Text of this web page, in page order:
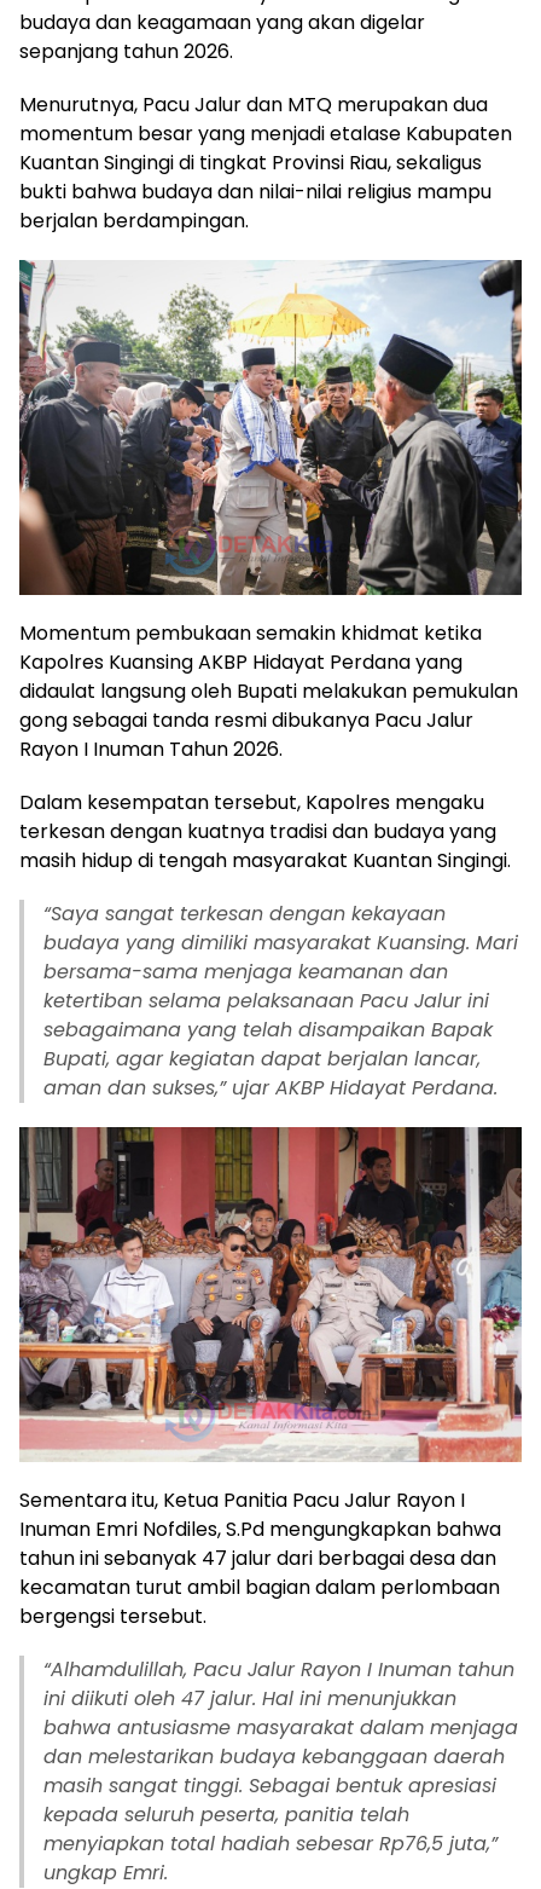
budaya dan keagamaan yang akan digelar
sepanjang tahun 2026.
Menurutnya, Pacu Jalur dan MTQ merupakan dua
momentum besar yang menjadi etalase Kabupaten
Kuantan Singingi di tingkat Provinsi Riau, sekaligus
bukti bahwa budaya dan nilai-nilai religius mampu
berjalan berdampingan.
Momentum pembukaan semakin khidmat ketika
Kapolres Kuansing AKBP Hidayat Perdana yang
didaulat langsung oleh Bupati melakukan pemukulan
gong sebagai tanda resmi dibukanya Pacu Jalur
Rayon I Inuman Tahun 2026.
Dalam kesempatan tersebut, Kapolres mengaku
terkesan dengan kuatnya tradisi dan budaya yang
masih hidup di tengah masyarakat Kuantan Singingi.
“Saya sangat terkesan dengan kekayaan
budaya yang dimiliki masyarakat Kuansing. Mari
bersama-sama menjaga keamanan dan
ketertiban selama pelaksanaan Pacu Jalur ini
sebagaimana yang telah disampaikan Bapak
Bupati, agar kegiatan dapat berjalan lancar,
aman dan sukses,” ujar AKBP Hidayat Perdana.
Sementara itu, Ketua Panitia Pacu Jalur Rayon I
Inuman Emri Nofdiles, S.Pd mengungkapkan bahwa
tahun ini sebanyak 47 jalur dari berbagai desa dan
kecamatan turut ambil bagian dalam perlombaan
bergengsi tersebut.
“Alhamdulillah, Pacu Jalur Rayon I Inuman tahun
ini diikuti oleh 47 jalur. Hal ini menunjukkan
bahwa antusiasme masyarakat dalam menjaga
dan melestarikan budaya kebanggaan daerah
masih sangat tinggi. Sebagai bentuk apresiasi
kepada seluruh peserta, panitia telah
menyiapkan total hadiah sebesar Rp76,5 juta,”
ungkap Emri.